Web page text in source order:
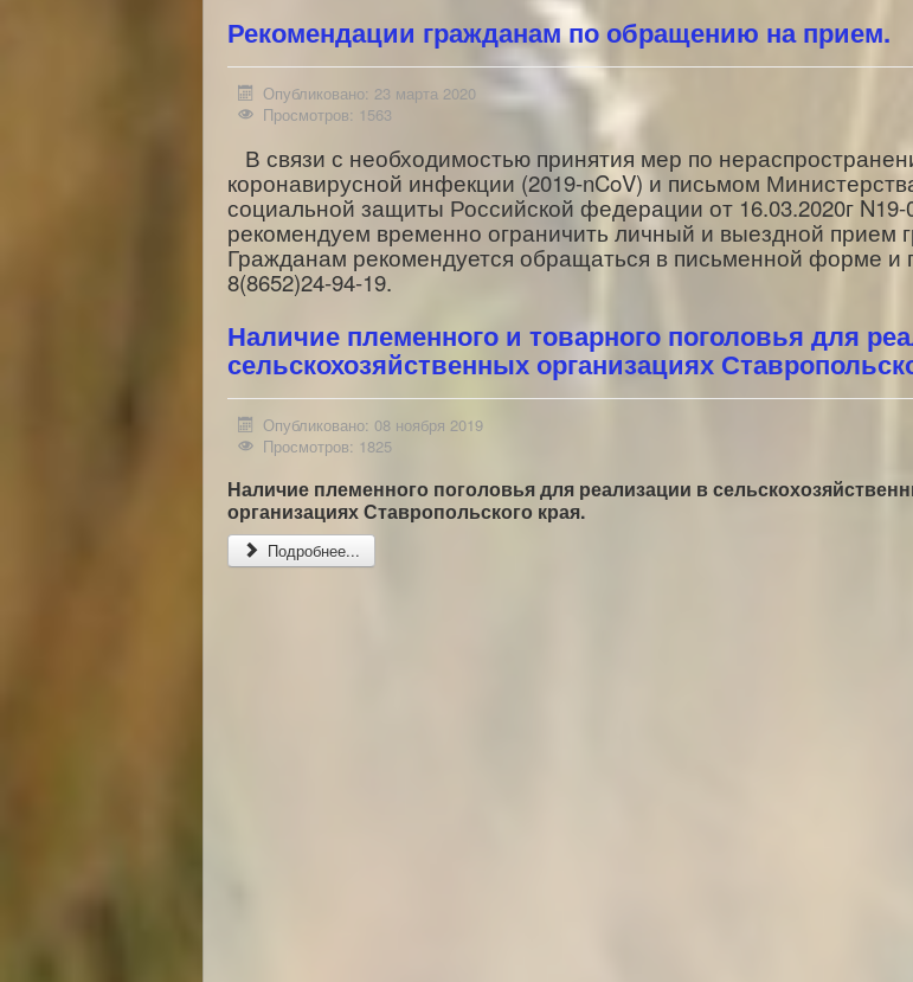
Рекомендации гражданам по обращению на прием.
Опубликовано: 23 марта 2020
Просмотров: 1563
В связи с необходимостью принятия мер по
коронавирусной инфекции (2019-nCoV) и письмом
социальной защиты Российской федерации от 16.03.2020г N19-
рекомендуем временно ограничить личный и выездной прием
Гражданам рекомендуется обращаться в письменной форме и
8(8652)24-94-19.
Наличие племенного и товарного поголовья для
сельскохозяйственных организациях
Опубликовано: 08 ноября 2019
Просмотров: 1825
Наличие племенного поголовья для реализации в
организациях Ставропольского края.
Подробнее...